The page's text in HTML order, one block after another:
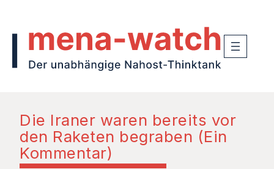
Die Iraner waren bereits vor
den Raketen begraben (Ein
Kommentar)